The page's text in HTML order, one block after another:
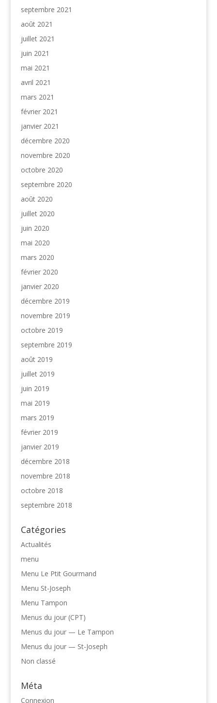
septembre 2021
août 2021
juillet 2021
juin 2021
mai 2021
avril 2021
mars 2021
février 2021
janvier 2021
décembre 2020
novembre 2020
octobre 2020
septembre 2020
août 2020
juillet 2020
juin 2020
mai 2020
mars 2020
février 2020
janvier 2020
décembre 2019
novembre 2019
octobre 2019
septembre 2019
août 2019
juillet 2019
juin 2019
mai 2019
mars 2019
février 2019
janvier 2019
décembre 2018
novembre 2018
octobre 2018
septembre 2018
Catégories
Actualités
menu
Menu Le Ptit Gourmand
Menu St-Joseph
Menu Tampon
Menus du jour (CPT)
Menus du jour — Le Tampon
Menus du jour — St-Joseph
Non classé
Méta
Connexion